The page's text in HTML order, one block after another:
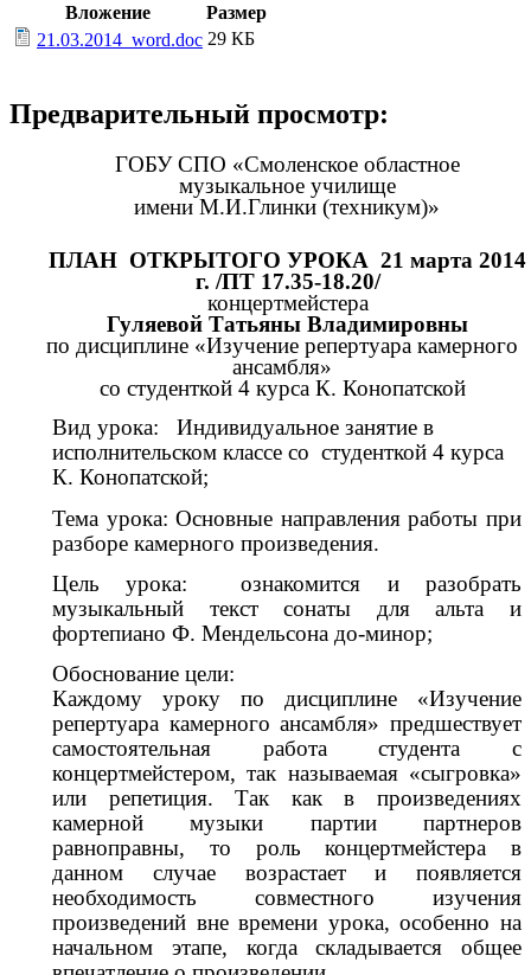
Вложение
Размер
21.03.2014_word.doc 29 КБ
Предварительный просмотр:
ГОБУ СПО «Смоленское областное
музыкальное училище
имени М.И.Глинки (техникум)»
ПЛАН ОТКРЫТОГО УРОКА 21 марта 2014
г. /ПТ 17.35-18.20/
концертмейстера
Гуляевой Татьяны Владимировны
по дисциплине «Изучение репертуара камерного
ансамбля»
со студенткой 4 курса К. Конопатской
Вид урока: Индивидуальное занятие в
исполнительском классе со студенткой 4 курса
К. Конопатской;
Тема урока: Основные направления работы при
разборе камерного произведения.
Цель урока: ознакомится и разобрать
музыкальный текст сонаты для альта и
фортепиано Ф. Мендельсона до-минор;
Обоснование цели:
Каждому уроку по дисциплине «Изучение
репертуара камерного ансамбля» предшествует
самостоятельная работа студента с
концертмейстером, так называемая «сыгровка»
или репетиция. Так как в произведениях
камерной музыки партии партнеров
равноправны, то роль концертмейстера в
данном случае возрастает и появляется
необходимость совместного изучения
произведений вне времени урока, особенно на
начальном этапе, когда складывается общее